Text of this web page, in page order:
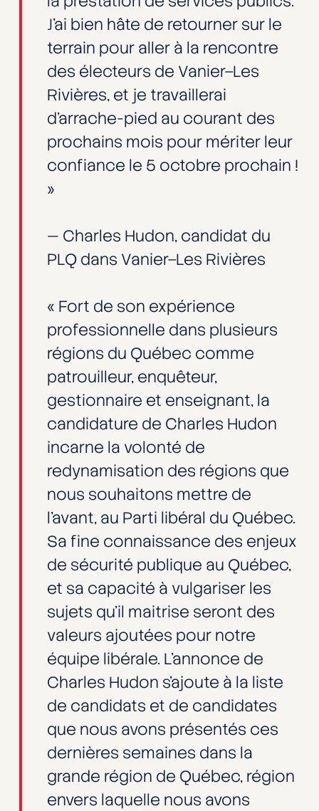
J’ai bien hâte de retourner sur le
terrain pour aller à la rencontre
des électeurs de Vanier–Les
Rivières, et je travaillerai
d’arrache-pied au courant des
prochains mois pour mériter leur
confiance le 5 octobre prochain !
»
— Charles Hudon, candidat du
PLQ dans Vanier–Les Rivières
« Fort de son expérience
professionnelle dans plusieurs
régions du Québec comme
patrouilleur, enquêteur,
gestionnaire et enseignant, la
candidature de Charles Hudon
incarne la volonté de
redynamisation des régions que
nous souhaitons mettre de
l’avant, au Parti libéral du Québec.
Sa fine connaissance des enjeux
de sécurité publique au Québec,
et sa capacité à vulgariser les
sujets qu’il maitrise seront des
valeurs ajoutées pour notre
équipe libérale. L’annonce de
Charles Hudon s’ajoute à la liste
de candidats et de candidates
que nous avons présentés ces
dernières semaines dans la
grande région de Québec, région
envers laquelle nous avons